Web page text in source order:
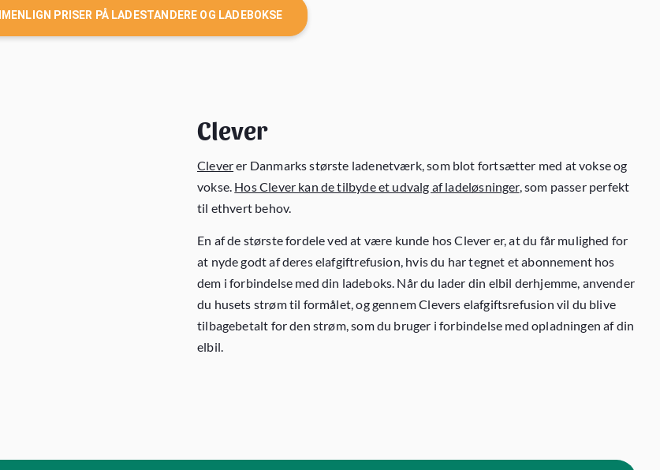
PRISER PÅ LADESTANDERE OG LADEBOKSE
Clever
Cleverer Danmarks største ladenetværk, som blot fortsætter med at vokse og
vokse. Hos Clever kan de tilbyde et udvalg af ladeløsninger, som passer perfekt
til ethvert behov.
En af de største fordele ved at være kunde hos Clever er, at du får mulighed for
at nyde godt af deres elafgiftrefusion, hvis du har tegnet et abonnement hos
dem i forbindelse med din ladeboks. Når du lader din elbil derhjemme, anvender
du husets strøm til formålet, og gennem Clevers elafgiftsrefusion vil du blive
tilbagebetalt for den strøm, som du bruger i forbindelse med opladningen af din
elbil.